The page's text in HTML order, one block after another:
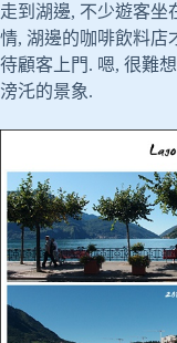
走到湖邊, 不少遊客坐
情, 湖邊的咖啡飲料店
待顧客上門. 嗯, 很難
滂汑的景象.